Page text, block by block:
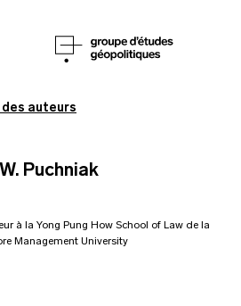
Puchniak
à la Yong Pung How School of Law de la
Management University
auteurs